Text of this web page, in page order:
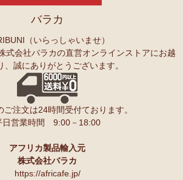
バラカ
（いらっしゃいませ）
式会社バラカの直営オンラインストアにお越
、誠にありがとうございます。
ご注文は24時間受付ております。
日営業時間 9:00－18:00
アフリカ製品輸入元
株式会社バラカ
https://africafe.jp/